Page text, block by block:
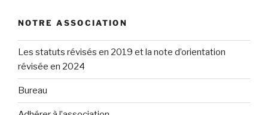
NOTRE ASSOCIATION
Les statuts révisés en 2019 et la note d’orientation
révisée en 2024
Bureau